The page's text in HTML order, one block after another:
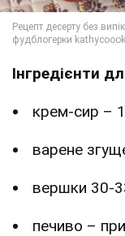
Інгредієнти
крем-сир –
варене
вершки 30-
печиво –